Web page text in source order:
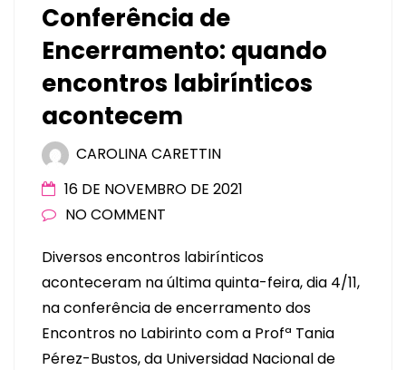
Conferência de
Encerramento: quando
encontros labirínticos
acontecem
CAROLINA CARETTIN
16 DE NOVEMBRO DE 2021
NO COMMENT
Diversos encontros labirínticos
aconteceram na última quinta-feira, dia 4/11,
na conferência de encerramento dos
Encontros no Labirinto com a Profª Tania
Pérez-Bustos, da Universidad Nacional de